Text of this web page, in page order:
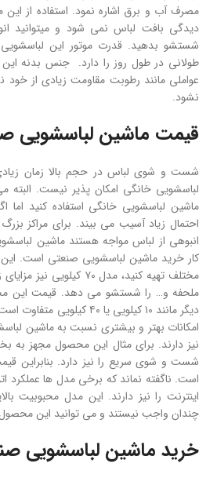
مصرف آب و برق اشاره نمود. استفاده از
دیدگی بافت لباس نمی شود و میتوانید
شستشو بدهید. قدرت موتور این
طولانی در طول روز را دارد. جنس بدنه
عواملی مانند رطوبت مقاومت زیادی از
نشود.
قیمت ماشین لباسشویی صنعتی ۷۰
شست و شوی لباس در حجم بالا زمان
لباسشویی خانگی امکان پذیر نیست. البته
ماشین لباسشویی خانگی استفاده کنید اما
احتمال زیاد آسیب می بیند. برای مراکز
انبوهی از لباس مواجه هستند ماشین
کار خرید ماشین لباسشویی صنعتی است.
مختلف تهیه کنید، مدل ۷۰
ملحفه و… را شستشو می دهد. قیمت این
دیگر مانند ۱۰ کیلویی یا
امکانات بهتر و بیشتری نسبت به ماشین
نیز دارند. برای مثال این محصول مجهز به
شست و شوی سریع را نیز دارد. بنابراین
است. ناگفته نماند که برخی مدل ها عملکرد
اینترنت را نیز دارند. این مدل محبوبیت
چندان واجب نیستند و می توانید این
خرید ماشین لباسشویی